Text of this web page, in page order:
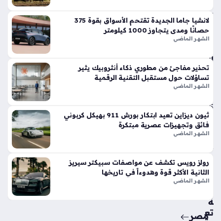
الأ
وا
الح
الي
ة
5
أيام
حق
ق
من
ة
تع
لانشيا جاما الجديدة تقتحم الأسواق بقوة 375
حصانًا ومدى يتجاوز 1000 كيلومتر
الشهر الماضي
تحذير مفاجئ من مطوري ذكاء أنثروبيك يثير
تساؤلات حول مستقبل التقنية الرقمية
الشهر الماضي
ثيون ديزاين تعيد ابتكار بورش 911 بهيكل كربوني
فائق وتجهيزات عصرية مبتكرة
الشهر الماضي
رولز رويس تكشف عن مواصفات سبيكتر سيريز
الثانية الأكثر قوة وهدوءاً في تاريخها
الشهر الماضي
مصر